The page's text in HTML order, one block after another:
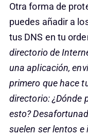
Otra forma de
puedes añadir a
tus DNS en tu
directorio de
una aplicación,
primero que hace
directorio: ¿Dónde
esto?
suelen ser lentos e